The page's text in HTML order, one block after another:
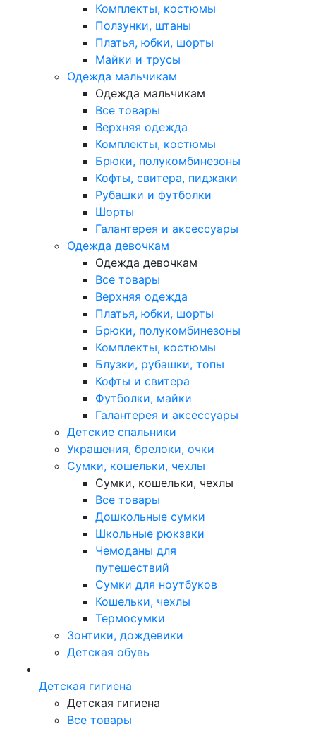
Комплекты, костюмы
Ползунки, штаны
Платья, юбки, шорты
Майки и трусы
Одежда мальчикам
Одежда мальчикам
Все товары
Верхняя одежда
Комплекты, костюмы
Брюки, полукомбинезоны
Кофты, свитера, пиджаки
Рубашки и футболки
Шорты
Галантерея и аксессуары
Одежда девочкам
Одежда девочкам
Все товары
Верхняя одежда
Платья, юбки, шорты
Брюки, полукомбинезоны
Комплекты, костюмы
Блузки, рубашки, топы
Кофты и свитера
Футболки, майки
Галантерея и аксессуары
Детские спальники
Украшения, брелоки, очки
Сумки, кошельки, чехлы
Сумки, кошельки, чехлы
Все товары
Дошкольные сумки
Школьные рюкзаки
Чемоданы для
путешествий
Сумки для ноутбуков
Кошельки, чехлы
Термосумки
Зонтики, дождевики
Детская обувь
Детская гигиена
Детская гигиена
Все товары